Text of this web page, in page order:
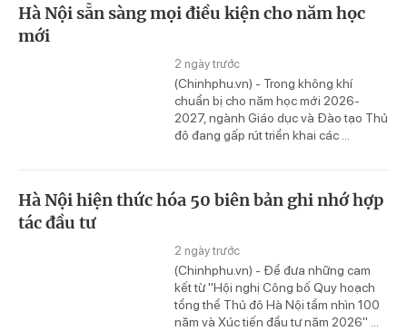
Hà Nội sẵn sàng mọi điều kiện cho năm học
mới
2 ngày trước
(Chinhphu.vn) - Trong không khí
chuẩn bị cho năm học mới 2026-
2027, ngành Giáo dục và Đào tạo Thủ
đô đang gấp rút triển khai các ...
Hà Nội hiện thức hóa 50 biên bản ghi nhớ hợp
tác đầu tư
2 ngày trước
(Chinhphu.vn) - Để đưa những cam
kết từ "Hội nghị Công bố Quy hoạch
tổng thể Thủ đô Hà Nội tầm nhìn 100
năm và Xúc tiến đầu tư năm 2026" ...